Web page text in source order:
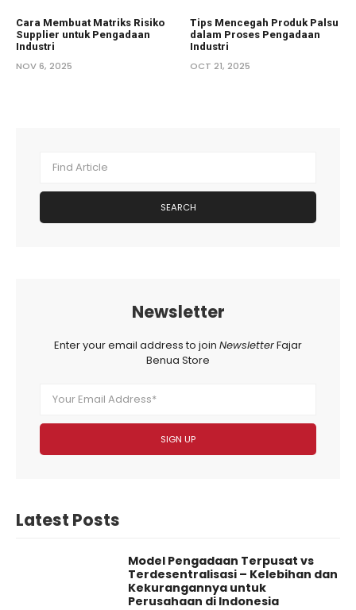
Cara Membuat Matriks Risiko
Supplier untuk Pengadaan
Industri
NOV 6, 2025
Tips Mencegah Produk Palsu
dalam Proses Pengadaan
Industri
OCT 21, 2025
SEARCH
Newsletter
Enter your email address to join NewsletterFajar
Benua Store
SIGN UP
Latest Posts
Model Pengadaan Terpusat vs
Terdesentralisasi – Kelebihan dan
Kekurangannya untuk
Perusahaan di Indonesia